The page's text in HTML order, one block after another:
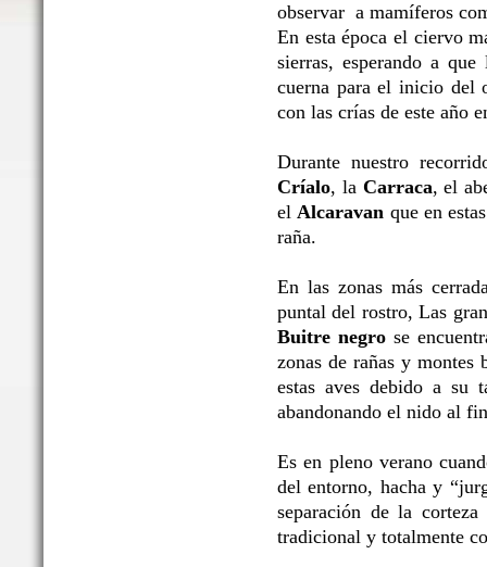
observar a mamíferos
En esta época el ciervo
sierras, esperando a
cuerna para el inicio del
con las crías de este año
Durante nuestro
Críalo, la Carraca, el
elAlcaravan que en
raña.
En las zonas más
puntal del rostro, Las
Buitre negrose
zonas de rañas y
estas aves debido a su
abandonando el nido al
Es en pleno verano
del entorno, hacha y
separación de la
tradicional y totalmente